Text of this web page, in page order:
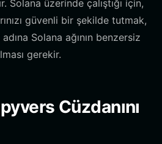
Solana üzerinde çalıştığı için,
güvenli bir şekilde tutmak,
Solana ağının benzersiz
gerekir.
Cüzdanını